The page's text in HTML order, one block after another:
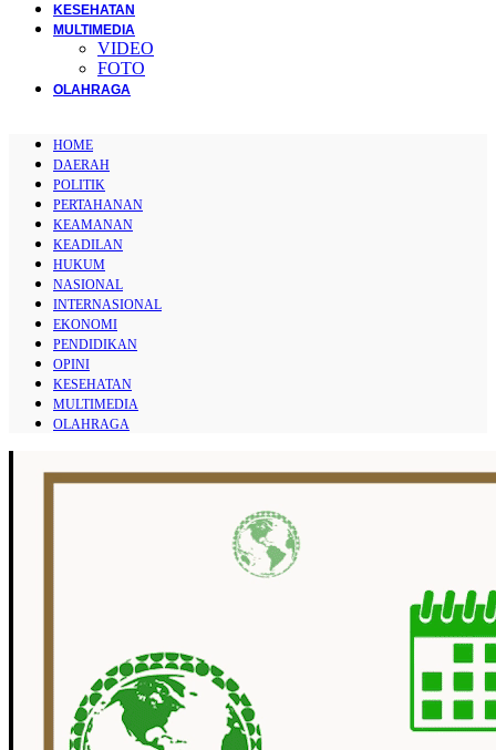
KESEHATAN
MULTIMEDIA
VIDEO
FOTO
OLAHRAGA
HOME
DAERAH
POLITIK
PERTAHANAN
KEAMANAN
KEADILAN
HUKUM
NASIONAL
INTERNASIONAL
EKONOMI
PENDIDIKAN
OPINI
KESEHATAN
MULTIMEDIA
OLAHRAGA